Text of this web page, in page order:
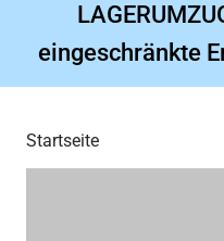
eingeschränkte
Startseite